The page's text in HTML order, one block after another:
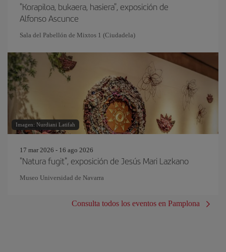
"Korapiloa, bukaera, hasiera", exposición de
Alfonso Ascunce
Sala del Pabellón de Mixtos 1 (Ciudadela)
Imagen: Nurdiani Latifah
17 mar 2026 - 16 ago 2026
"Natura fugit", exposición de Jesús Mari Lazkano
Museo Universidad de Navarra
Consulta todos los eventos en Pamplona